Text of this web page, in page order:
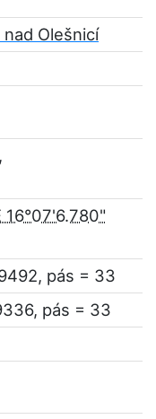
Olešnicí
,
16°07'6.780"
pás = 33
pás = 33